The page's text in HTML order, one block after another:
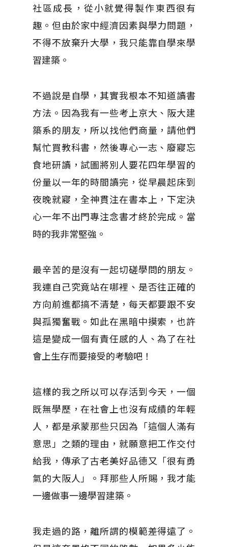
社區成長，從小就覺得製作東西很有
趣。但由於家中經濟因素與學力問題，
不得不放棄升大學，我只能靠自學來學
習建築。
不過說是自學，其實我根本不知道讀書
方法。因為我有一些考上京大、阪大建
築系的朋友，所以找他們商量，請他們
幫忙買教科書，然後專心一志、廢寢忘
食地研讀，試圖將別人要花四年學習的
份量以一年的時間讀完，從早晨起床到
夜晚就寢，全神貫注在書本上，下定決
心一年不出門專注念書才終於完成。當
時的我非常堅強。
最辛苦的是沒有一起切磋學問的朋友。
我連自己究竟站在哪裡、是否往正確的
方向前進都搞不清楚，每天都要跟不安
與孤獨奮戰。如此在黑暗中摸索，也許
這是變成一個有責任感的人、為了在社
會上生存而要接受的考驗吧！
這樣的我之所以可以存活到今天，一個
既無學歷，在社會上也沒有成績的年輕
人，都是承蒙那些只因為「這個人滿有
意思」之類的理由，就願意把工作交付
給我，傳承了古老美好品德又「很有勇
氣的大阪人」。拜那些人所賜，我才能
一邊做事一邊學習建築。
我走過的路，離所謂的模範差得遠了。